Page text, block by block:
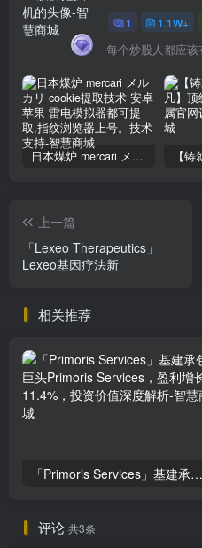
1 1.1W+
日本煤炉 mercari メルカリ cookie提取技术 安卓 苹果 雷电模拟器都可提取,指纹浏览器上号。技术支持
上一篇
「Lexeo Therapeutics」
Lexeo基因疗法新
相关推荐
「Primoris Services」基建承包巨头Primoris Services，盈利增长11.4%，投资价值深度解析
评论 共3条